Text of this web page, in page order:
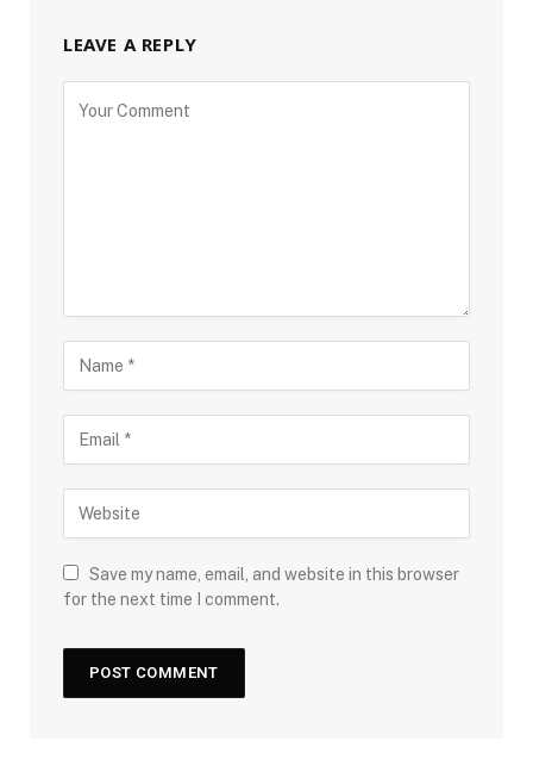
LEAVE A REPLY
Save my name, email, and website in this browser
for the next time I comment.